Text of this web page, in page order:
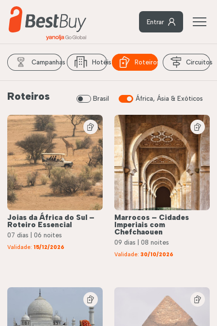
Entrar
Campanhas Hotéis Roteiros Circuitos
Roteiros Brasil África, Ásia & Exóticos
Joias da África do Sul –
Roteiro Essencial
07 dias | 06 noites
Validade: 15/12/2026
Marrocos – Cidades
Imperiais com
Chefchaouen
09 dias | 08 noites
Validade: 30/10/2026